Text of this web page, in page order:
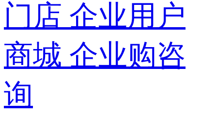
门店 企业用户
商城 企业购咨
询